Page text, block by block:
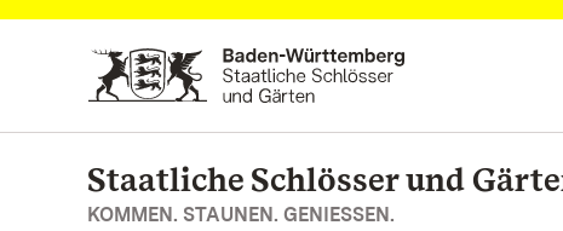
Zum Hauptinhalt springen
Staatliche Schlösser und
KOMMEN. STAUNEN. GENIESSEN.